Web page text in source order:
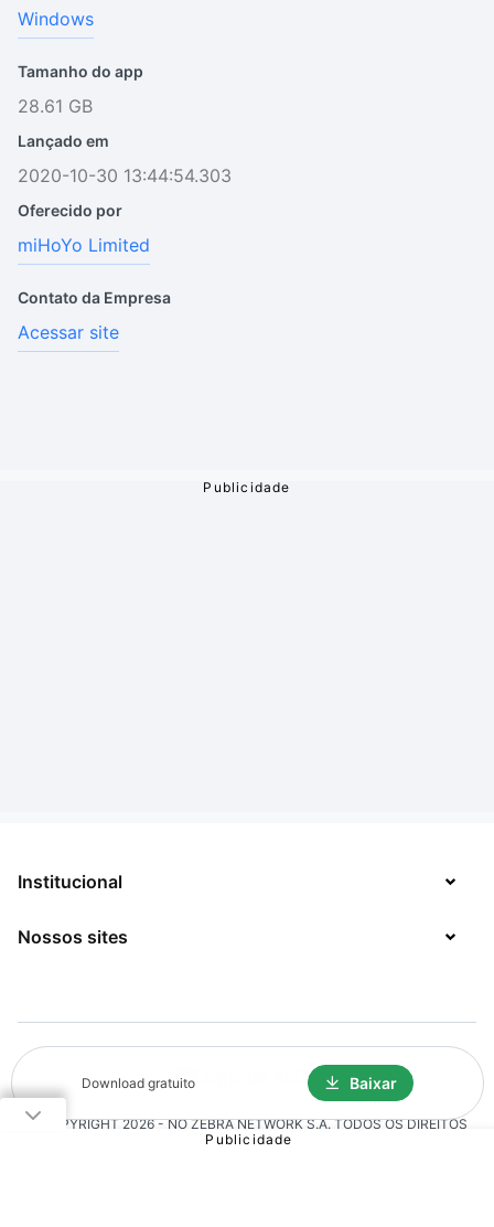
Download gratuito Baixar
Windows
Tamanho do app
28.61 GB
Lançado em
2020-10-30 13:44:54.303
Oferecido por
miHoYo Limited
Contato da Empresa
Acessar site
Institucional
Sobre
Jobs
Solicitação de Exclusão de Dados
Nossos sites
Minha Série
Click Jogos
© COPYRIGHT2026- NO ZEBRA NETWORK S.A. TODOS OS DIREITOS
RESERVADOS.